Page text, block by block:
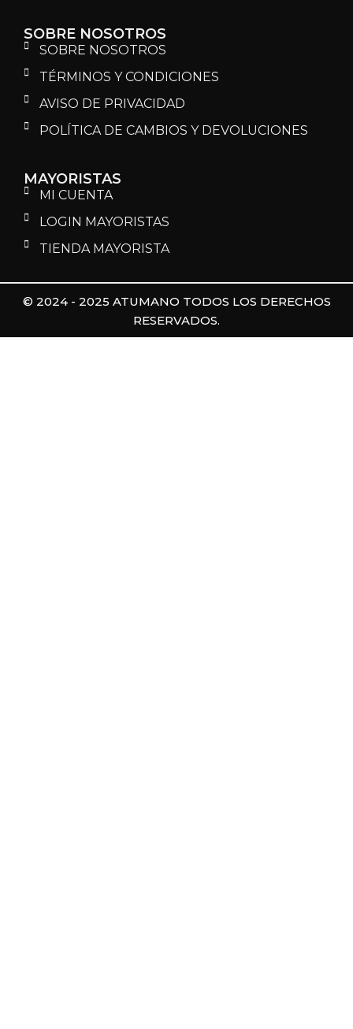
SOBRE NOSOTROS
SOBRE NOSOTROS
TÉRMINOS Y CONDICIONES
AVISO DE PRIVACIDAD
POLÍTICA DE CAMBIOS Y DEVOLUCIONES
MAYORISTAS
MI CUENTA
LOGIN MAYORISTAS
TIENDA MAYORISTA
© 2024 - 2025 ATUMANO TODOS LOS DERECHOS
RESERVADOS.